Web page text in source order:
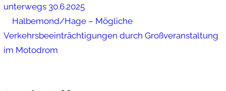
unterwegs 30.6.2025
Halbemond/Hage – Mögliche
Verkehrsbeeinträchtigungen durch Großveranstaltung
im Motodrom